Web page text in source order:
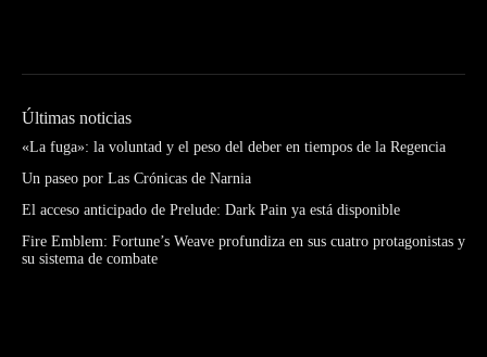
Últimas noticias
«La fuga»: la voluntad y el peso del deber en tiempos de la Regencia
Un paseo por Las Crónicas de Narnia
El acceso anticipado de Prelude: Dark Pain ya está disponible
Fire Emblem: Fortune’s Weave profundiza en sus cuatro protagonistas y
su sistema de combate